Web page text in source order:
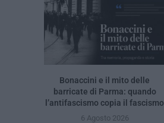
Bonaccini e il mito delle
barricate di Parma: quando
l’antifascismo copia il fascismo
6 Agosto 2026